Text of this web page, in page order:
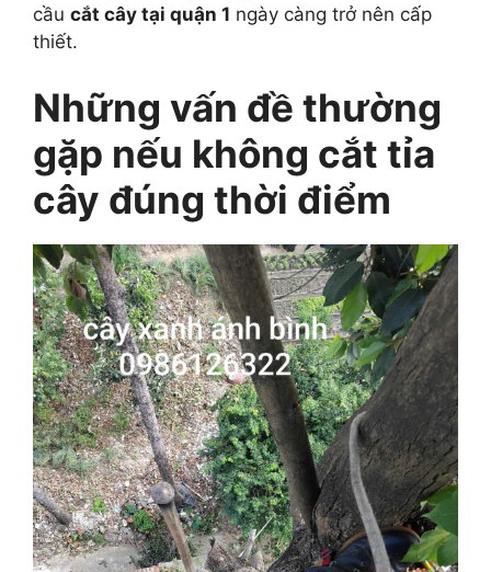
cầu cắt cây tại quận 1 ngày càng trở nên cấp
thiết.
Những vấn đề thường
gặp nếu không cắt tỉa
cây đúng thời điểm